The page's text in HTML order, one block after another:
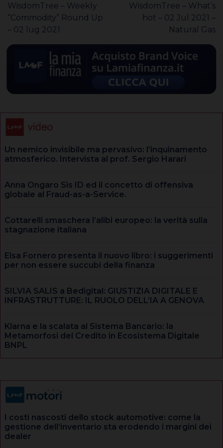
WisdomTree – Weekly
“Commodity” Round Up
– 02 lug 2021
WisdomTree – What’s
hot – 02 Jul 2021 –
Natural Gas
Un nemico invisibile ma pervasivo: l’inquinamento
atmosferico. Intervista al prof. Sergio Harari
Anna Ongaro Sis ID ed il concetto di offensiva
globale al Fraud-as-a-Service.
Cottarelli smaschera l’alibi europeo: la verità sulla
stagnazione italiana
Elsa Fornero presenta il nuovo libro: i suggerimenti
per non essere succubi della finanza
SILVIA SALIS a Bedigital: GIUSTIZIA DIGITALE E
INFRASTRUTTURE: IL RUOLO DELL’IA A GENOVA
Klarna e la scalata al Sistema Bancario: la
Metamorfosi del Credito in Ecosistema Digitale
BNPL
I costi nascosti dello stock automotive: come la
gestione dell’inventario sta erodendo i margini dei
dealer